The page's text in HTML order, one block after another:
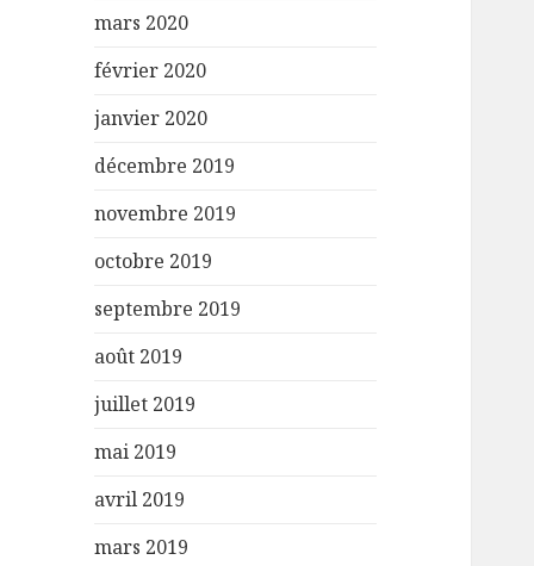
mars 2020
février 2020
janvier 2020
décembre 2019
novembre 2019
octobre 2019
septembre 2019
août 2019
juillet 2019
mai 2019
avril 2019
mars 2019